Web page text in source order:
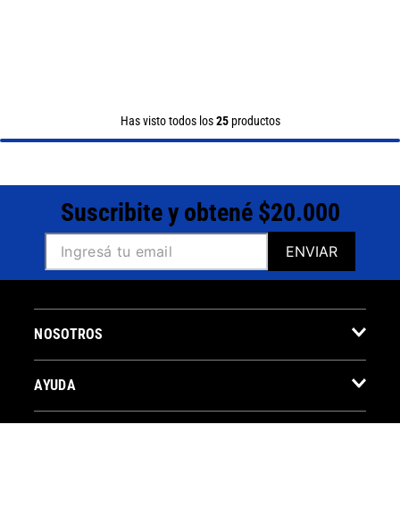
Has visto todos los25productos
Suscribite y obtené $20.000
ENVIAR
NOSOTROS
AYUDA